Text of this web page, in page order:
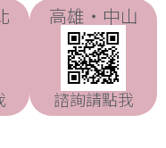
高雄・中山
諮詢請點我